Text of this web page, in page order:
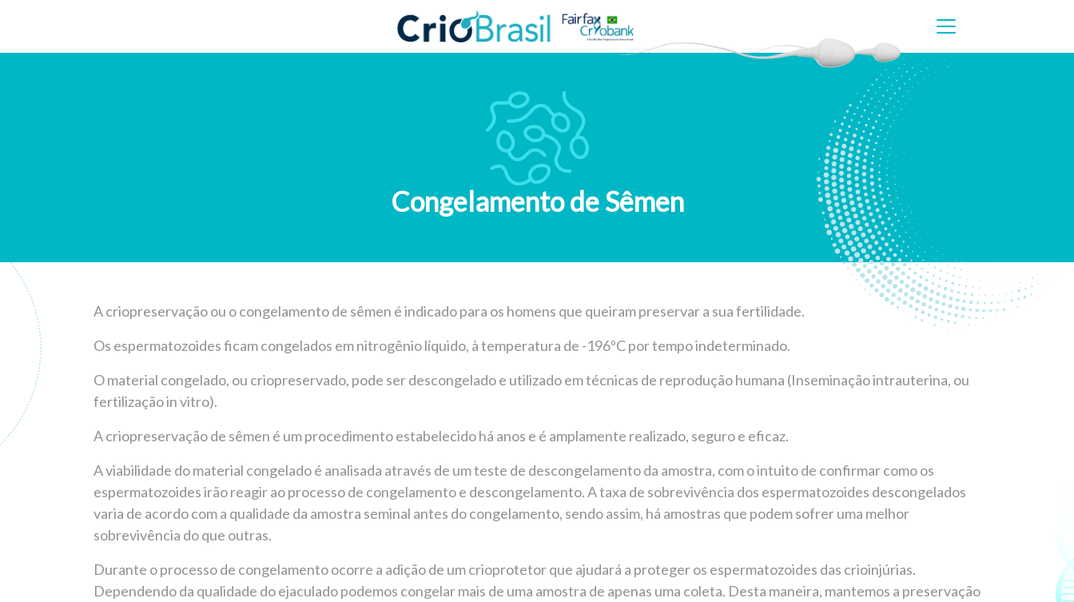
Congelamento de Sêmen
A criopreservação ou o congelamento de sêmen é indicado para os homens que queiram preservar a sua fertilidade.
Os espermatozoides ficam congelados em nitrogênio líquido, à temperatura de -196ºC por tempo indeterminado.
O material congelado, ou criopreservado, pode ser descongelado e utilizado em técnicas de reprodução humana (Inseminação intrauterina, ou
fertilização in vitro).
A criopreservação de sêmen é um procedimento estabelecido há anos e é amplamente realizado, seguro e eficaz.
A viabilidade do material congelado é analisada através de um teste de descongelamento da amostra, com o intuito de confirmar como os
espermatozoides irão reagir ao processo de congelamento e descongelamento. A taxa de sobrevivência dos espermatozoides descongelados
varia de acordo com a qualidade da amostra seminal antes do congelamento, sendo assim, há amostras que podem sofrer uma melhor
sobrevivência do que outras.
Durante o processo de congelamento ocorre a adição de um crioprotetor que ajudará a proteger os espermatozoides das crioinjúrias.
Dependendo da qualidade do ejaculado podemos congelar mais de uma amostra de apenas uma coleta. Desta maneira, mantemos a preservação